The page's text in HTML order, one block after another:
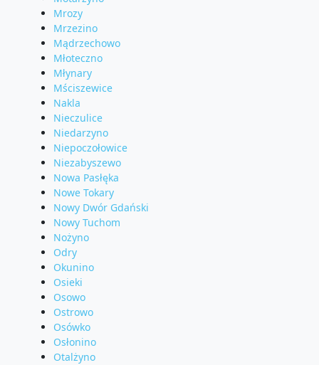
Mrozy
Mrzezino
Mądrzechowo
Młoteczno
Młynary
Mściszewice
Nakla
Nieczulice
Niedarzyno
Niepoczołowice
Niezabyszewo
Nowa Pasłęka
Nowe Tokary
Nowy Dwór Gdański
Nowy Tuchom
Nożyno
Odry
Okunino
Osieki
Osowo
Ostrowo
Osówko
Osłonino
Otalżyno